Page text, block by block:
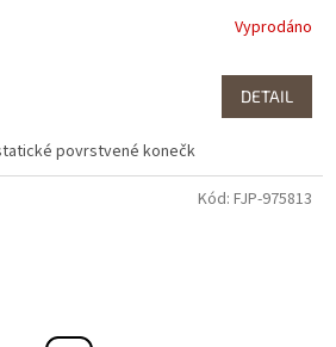
Vyprodáno
DETAIL
povrstvené konečk
Kód: FJP-975813